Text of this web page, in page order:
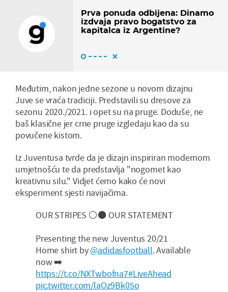
Prva ponuda odbijena: Dinamo
izdvaja pravo bogatstvo za
kapitalca iz Argentine?
Međutim, nakon jedne sezone u novom dizajnu
Juve se vraća tradiciji. Predstavili su dresove za
sezonu 2020./2021. i opet su na pruge. Doduše, ne
baš klasične jer crne pruge izgledaju kao da su
povučene kistom.
Iz Juventusa tvrde da je dizajn inspiriran modernom
umjetnošću te da predstavlja "nogomet kao
kreativnu silu." Vidjet ćemo kako će novi
eksperiment sjesti navijačima.
OUR STRIPES ⚪⚫ OUR STATEMENT
Presenting the new Juventus 20/21
Home shirt by@adidasfootball. Available
now ➡️
https://t.co/NXTwbofna7#LiveAhead
pic.twitter.com/laOz9Bk05o